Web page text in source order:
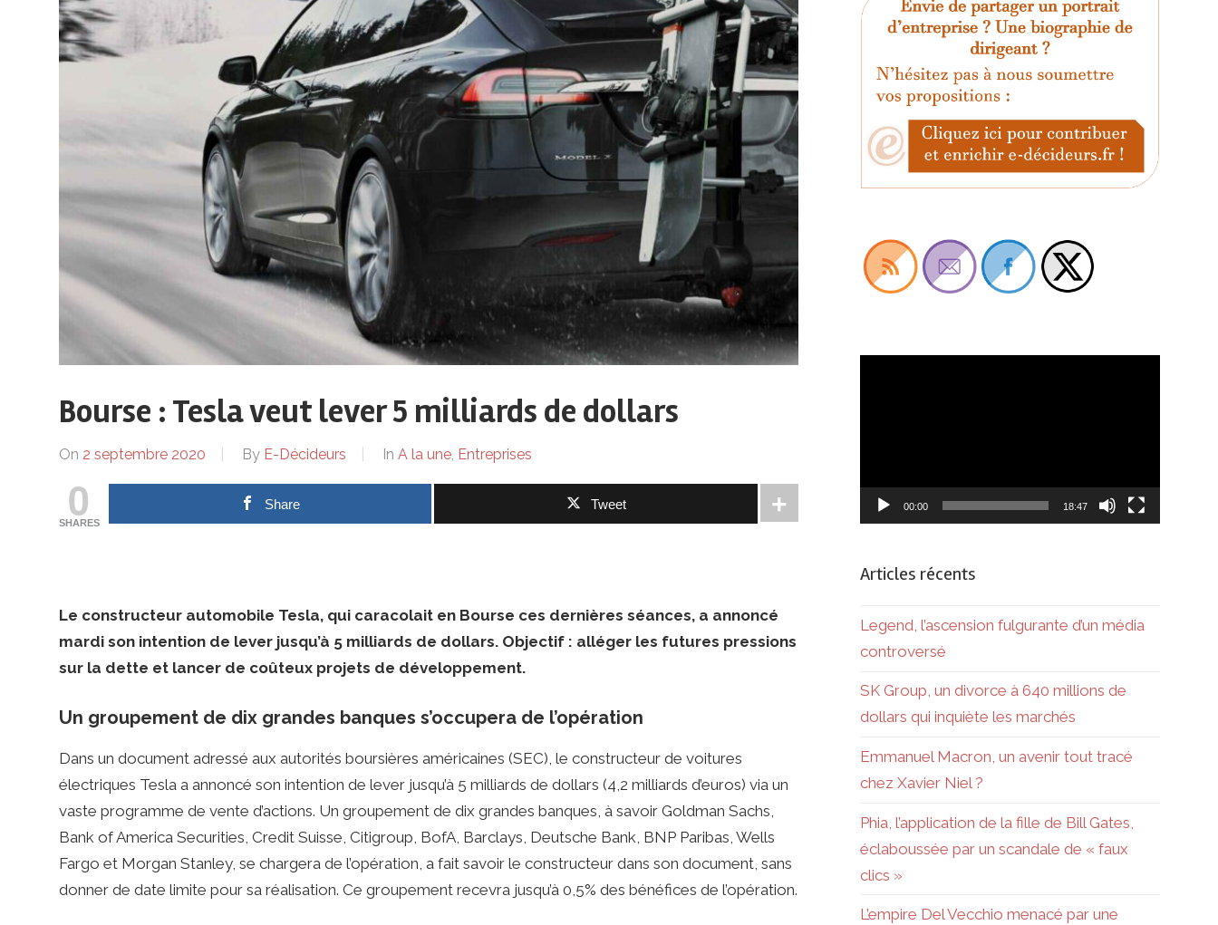
sur
le
monde
de
lentreprise
et
ses
dirigeants
Bourse : Tesla veut lever 5 milliards de dollars
On 2 septembre 2020 By E-Décideurs In A la une, Entreprises
0
SHARES
Share Tweet
Le constructeur automobile Tesla, qui caracolait en Bourse ces dernières séances, a annoncé
mardi son intention de lever jusqu’à 5 milliards de dollars. Objectif : alléger les futures pressions
sur la dette et lancer de coûteux projets de développement.
Un groupement de dix grandes banques s’occupera de l’opération
Dans un document adressé aux autorités boursières américaines (SEC), le constructeur de voitures
électriques Tesla a annoncé son intention de lever jusqu’à 5 milliards de dollars (4,2 milliards d’euros) via un
vaste programme de vente d’actions. Un groupement de dix grandes banques, à savoir Goldman Sachs,
Bank of America Securities, Credit Suisse, Citigroup, BofA, Barclays, Deutsche Bank, BNP Paribas, Wells
Fargo et Morgan Stanley, se chargera de l’opération, a fait savoir le constructeur dans son document, sans
donner de date limite pour sa réalisation. Ce groupement recevra jusqu’à 0,5% des bénéfices de l’opération.
00:00 18:47
Articles récents
Legend, l’ascension fulgurante d’un média
controversé
SK Group, un divorce à 640 millions de
dollars qui inquiète les marchés
Emmanuel Macron, un avenir tout tracé
chez Xavier Niel ?
Phia, l’application de la fille de Bill Gates,
éclaboussée par un scandale de « faux
clics »
L’empire Del Vecchio menacé par une